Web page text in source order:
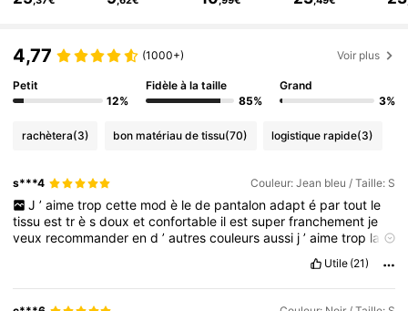
4,77 (1000+) Voir plus
Petit
12%
Fidèle à la taille
85%
Grand
3%
rachètera(3) bon matériau de tissu(70) logistique rapide(3)
s***4 Couleur: Jean bleu / Taille: S
J ’ aime trop cette mod è le de pantalon adapt é par tout le
tissuesttrèsdouxetconfortable ilestsuperfranchement je
veux recommanderend’autrescouleursaussi j’aimetrop la
cetteFirma
chemiserj’aidéjàcommandéaussienblancfranchementde
super
qualit é et magnifique rien à direla
Utile (21)